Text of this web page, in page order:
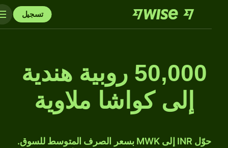
تسجيل
50,000 روبية هندية
إلى كواشا ملاوية
حوّل INR إلى MWK بسعر الصرف المتوسط للسوق.